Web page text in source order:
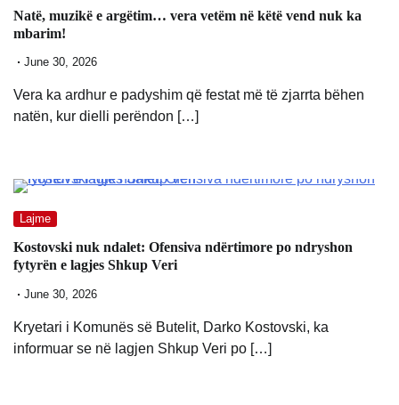
Natë, muzikë e argëtim… vera vetëm në këtë vend nuk ka
mbarim!
June 30, 2026
Vera ka ardhur e padyshim që festat më të zjarrta bëhen
natën, kur dielli perëndon […]
Lajme
Kostovski nuk ndalet: Ofensiva ndërtimore po ndryshon
fytyrën e lagjes Shkup Veri
June 30, 2026
Kryetari i Komunës së Butelit, Darko Kostovski, ka
informuar se në lagjen Shkup Veri po […]